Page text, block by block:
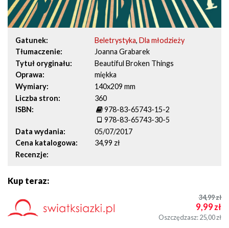
Gatunek Beletrystyka,Dla młodzieży
Tłumaczenie
Joanna Grabarek
Tytuł oryginału
Beautiful Broken Things
Oprawa
miękka
Wymiary
140x209 mm
Liczba stron
360
ISBN
978-83-65743-15-2
978-83-65743-30-5
Data wydania
05/07/2017
Cena katalogowa
34,99 zł
Recenzje
Kup teraz:
34,99zł
9,99zł
Oszczędzasz: 25,00zł